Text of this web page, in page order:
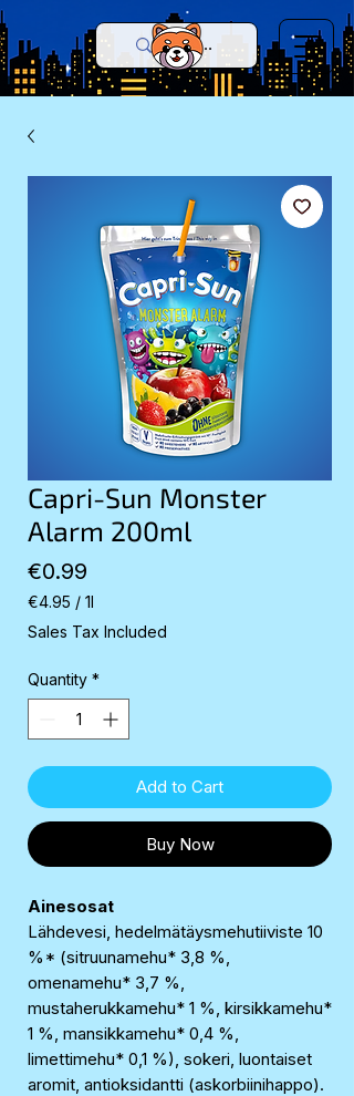
Capri-Sun Monster
Alarm 200ml
€0.99
€4.95 / 1l
€4.95
per
Liter
Sales Tax Included
Quantity *
Add to Cart
Buy Now
Ainesosat
Lähdevesi, hedelmätäysmehutiiviste 10
%* (sitruunamehu* 3,8 %,
omenamehu* 3,7 %,
mustaherukkamehu* 1 %, kirsikkamehu*
1 %, mansikkamehu* 0,4 %,
limettimehu* 0,1 %), sokeri, luontaiset
aromit, antioksidantti (askorbiinihappo).